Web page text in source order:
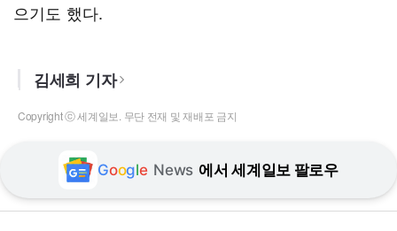
으기도 했다.
김세희 기자
Copyright ⓒ 세계일보. 무단 전재 및 재배포 금지
Google News 에서 세계일보 팔로우